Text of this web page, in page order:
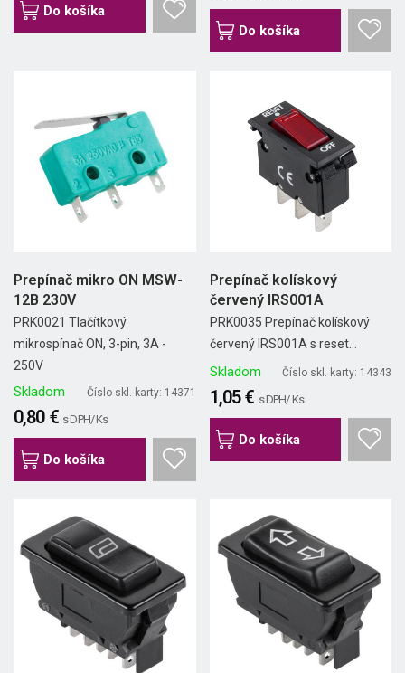
Do košíka
Do košíka
Prepínač mikro ON MSW-
12B 230V
PRK0021 Tlačítkový
mikrospínač ON, 3-pin, 3A -
250V
Skladom Číslo skl. karty: 14371
0,80 € s DPH/ Ks
Do košíka
Prepínač kolískový
červený IRS001A
PRK0035 Prepínač kolískový
červený IRS001A s reset...
Skladom Číslo skl. karty: 14343
1,05 € s DPH/ Ks
Do košíka